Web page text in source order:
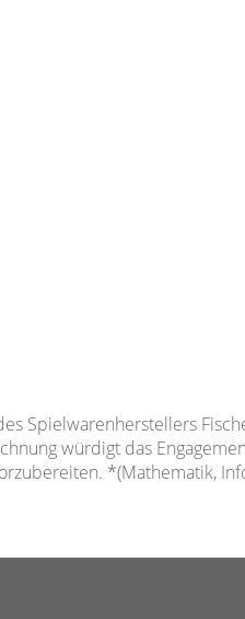
Spielwarenherstellers
würdigt das
*(Mathematik,